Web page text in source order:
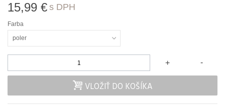
15,99 € s DPH
Farba
poler
-
+
VLOŽIŤ DO KOŠÍKA